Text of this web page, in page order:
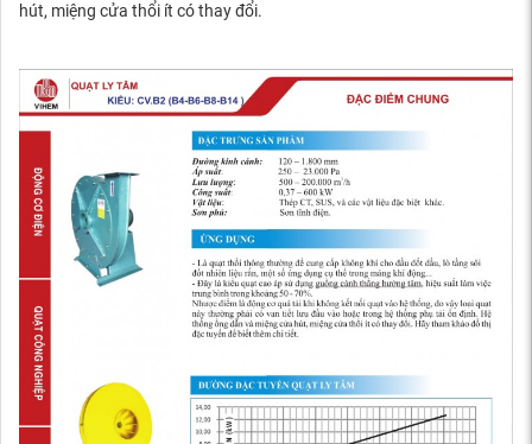
hút, miệng cửa thổi ít có thay đổi.